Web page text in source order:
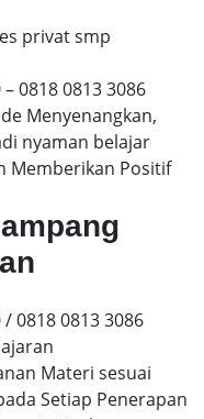
privat smp
0818 0813 3086
Menyenangkan,
nyaman belajar
Memberikan Positif
0818 0813 3086
Materi sesuai
Setiap Penerapan